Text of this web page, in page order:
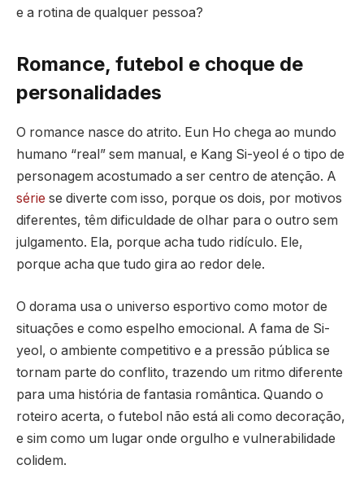
e a rotina de qualquer pessoa?
Romance, futebol e choque de
personalidades
O romance nasce do atrito. Eun Ho chega ao mundo
humano “real” sem manual, e Kang Si-yeol é o tipo de
personagem acostumado a ser centro de atenção. A
série se diverte com isso, porque os dois, por motivos
diferentes, têm dificuldade de olhar para o outro sem
julgamento. Ela, porque acha tudo ridículo. Ele,
porque acha que tudo gira ao redor dele.
O dorama usa o universo esportivo como motor de
situações e como espelho emocional. A fama de Si-
yeol, o ambiente competitivo e a pressão pública se
tornam parte do conflito, trazendo um ritmo diferente
para uma história de fantasia romântica. Quando o
roteiro acerta, o futebol não está ali como decoração,
e sim como um lugar onde orgulho e vulnerabilidade
colidem.